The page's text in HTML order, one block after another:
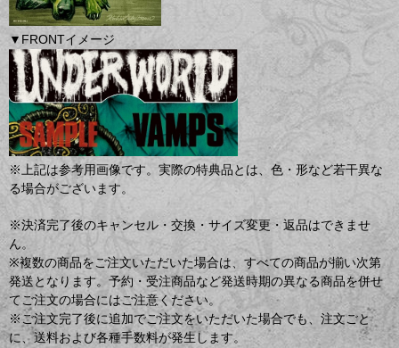
▼FRONTイメージ
※上記は参考用画像です。実際の特典品とは、色・形など若干異な
る場合がございます。
※決済完了後のキャンセル・交換・サイズ変更・返品はできませ
ん。
※複数の商品をご注文いただいた場合は、すべての商品が揃い次第
発送となります。予約・受注商品など発送時期の異なる商品を併せ
てご注文の場合にはご注意ください。
※ご注文完了後に追加でご注文をいただいた場合でも、注文ごと
に、送料および各種手数料が発生します。